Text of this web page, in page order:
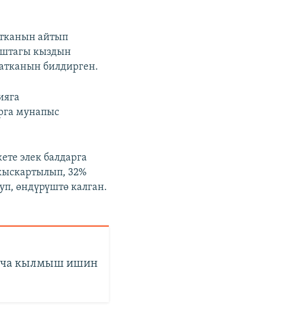
айтып
кыздын
билдирген.
мунапыс
элек балдарга
32%
өндүрүштө калган.
кылмыш ишин